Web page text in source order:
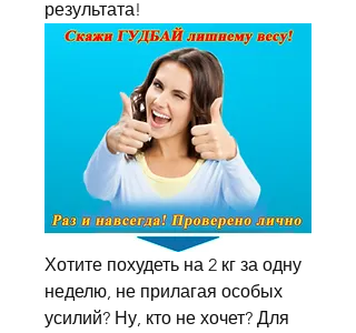
результата!
Хотите похудеть на 2 кг за одну
неделю, не прилагая особых
усилий? Ну, кто не хочет? Для